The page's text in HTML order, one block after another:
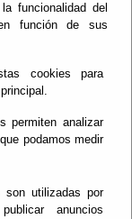
funcionalidad del
función de sus
cookies para
permiten analizar
podamos medir
son utilizadas por
anuncios